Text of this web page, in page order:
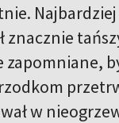
zapomniane,
w